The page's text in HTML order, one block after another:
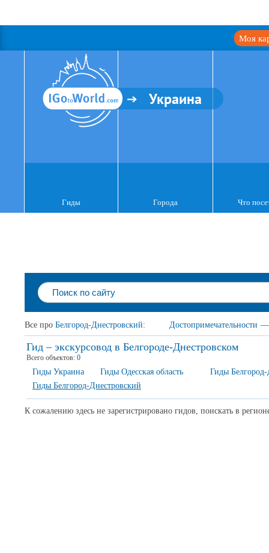
Моя
Украина
Гиды Города Что
Все про Белгород-Днестровский: Достопримечательности —
Гид – экскурсовод в Белгороде-Днестровском
Всего объектов: 0
Гиды Украина Гиды Одесская область
Гиды Белгород-
Гиды Белгород-Днестровский
К сожалению здесь не зарегистрировано гидов, поискать в